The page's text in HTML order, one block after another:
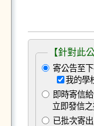
【針對此
寄公告至
我的學
即時寄信
立即發信之
已批次寄